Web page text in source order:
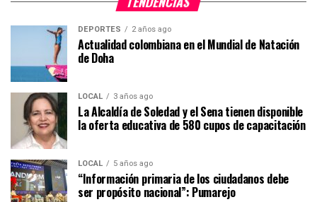
DEPORTES 2 años ago
Actualidad colombiana en el Mundial de Natación
de Doha
LOCAL 3 años ago
La Alcaldía de Soledad y el Sena tienen disponible
la oferta educativa de 580 cupos de capacitación
LOCAL 5 años ago
“Información primaria de los ciudadanos debe
ser propósito nacional”: Pumarejo